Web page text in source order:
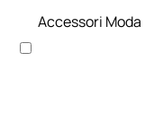
Accessori Moda